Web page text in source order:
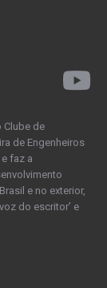
Clube de
de Engenheiros
faz a
e no exterior,
do escritor’ e